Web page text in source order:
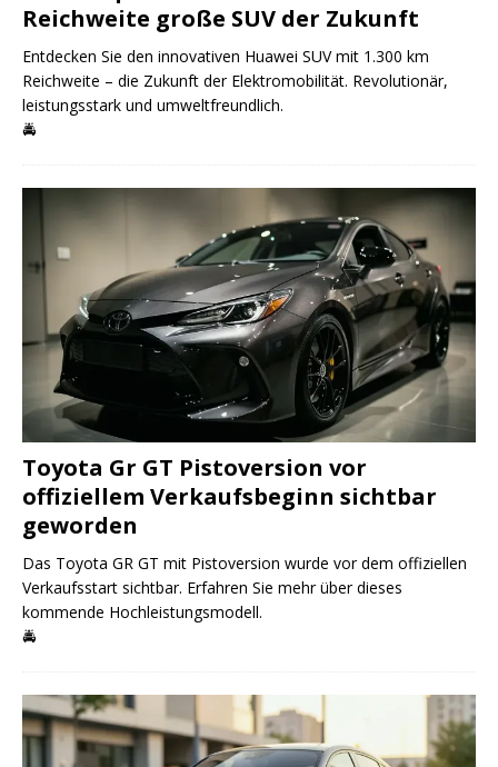
Reichweite große SUV der Zukunft
Entdecken Sie den innovativen Huawei SUV mit 1.300 km
Reichweite – die Zukunft der Elektromobilität. Revolutionär,
leistungsstark und umweltfreundlich.
🚔
Toyota Gr GT Pistoversion vor
offiziellem Verkaufsbeginn sichtbar
geworden
Das Toyota GR GT mit Pistoversion wurde vor dem offiziellen
Verkaufsstart sichtbar. Erfahren Sie mehr über dieses
kommende Hochleistungsmodell.
🚔